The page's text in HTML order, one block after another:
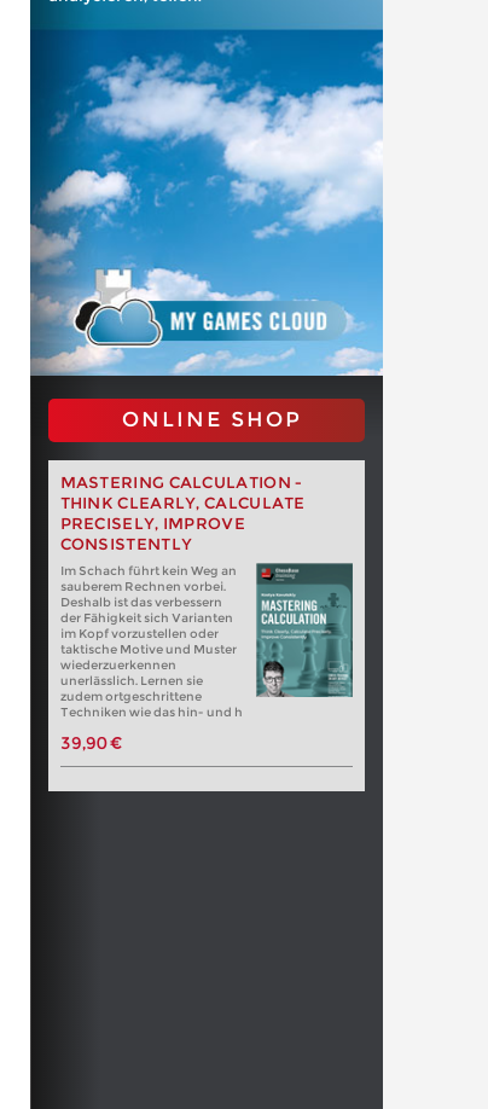
ONLINE SHOP
MASTERING CALCULATION -
THINK CLEARLY, CALCULATE
PRECISELY, IMPROVE
CONSISTENTLY
Im Schach führt kein Weg an
sauberem Rechnen vorbei.
Deshalb ist das verbessern
der Fähigkeit sich Varianten
im Kopf vorzustellen oder
taktische Motive und Muster
wiederzuerkennen
unerlässlich. Lernen sie
zudem ortgeschrittene
Techniken wie das hin- und h
39,90 €